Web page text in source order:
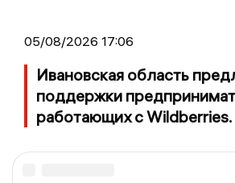
05/08/2026 17:06
Ивановская область
поддержки
работающих с